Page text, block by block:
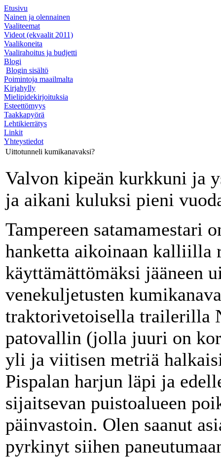
Etusivu
Nainen ja olennainen
Vaaliteemat
Videot (ekvaalit 2011)
Vaalikoneita
Vaalirahoitus ja budjetti
Blogi
Blogin sisältö
Poimintoja maailmalta
Kirjahylly
Mielipidekirjoituksia
Esteettömyys
Taakkapyörä
Lehtikierrätys
Linkit
Yhteystiedot
Uittotunneli kumikanavaksi?
Valvon kipeän kurkkuni ja
ja aikani kuluksi pieni
Tampereen satamamestari
hanketta aikoinaan kalliilla
käyttämättömäksi jääneen
venekuljetusten
traktorivetoisella trailerilla
patovallin (jolla juuri on
yli ja viitisen metriä
Pispalan harjun läpi ja
sijaitsevan puistoalueen
päinvastoin. Olen saanut
pyrkinyt siihen